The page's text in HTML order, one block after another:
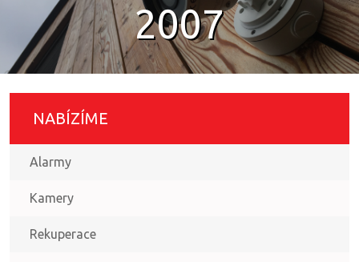
2007
NABÍZÍME
Alarmy
Kamery
Rekuperace